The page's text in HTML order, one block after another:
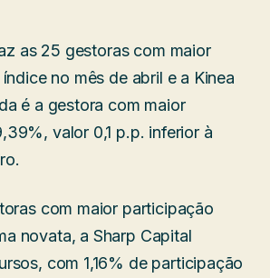
as 25 gestoras com maior
no mês de abril e a Kinea
é a gestora com maior
valor 0,1 p.p. inferior à
com maior participação
novata, a Sharp Capital
com 1,16% de participação